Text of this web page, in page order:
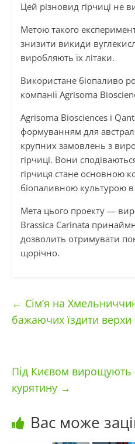
Цей різновид гірчиці не
Метою такого
знизити викиди
виробляють їх літаки.
Використане біопаливо
компанії Agrisoma
Agrisoma Biosciences і
формуванням для
крупних замовлень з
гірчиці. Вони
гірчиця стане основною
біопаливною культурою в
Мета цього проекту —
Brassica Carinata
дозволить отримувати
щорічно.
← Сім’я на
бажаючих їздити верхи
Під Києвом вирощують
курятину →
Вас може